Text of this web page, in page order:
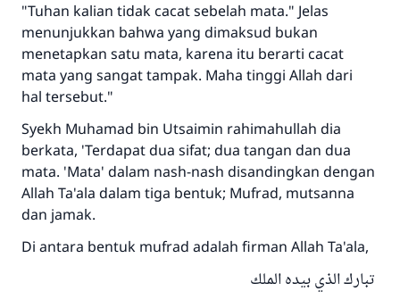
"Tuhan kalian tidak cacat sebelah mata." Jelas
menunjukkan bahwa yang dimaksud bukan
menetapkan satu mata, karena itu berarti cacat
mata yang sangat tampak. Maha tinggi Allah dari
hal tersebut."
Syekh Muhamad bin Utsaimin rahimahullah dia
berkata, 'Terdapat dua sifat; dua tangan dan dua
mata. 'Mata' dalam nash-nash disandingkan dengan
Allah Ta'ala dalam tiga bentuk; Mufrad, mutsanna
dan jamak.
Di antara bentuk mufrad adalah firman Allah Ta'ala,
تبارك الذي بيده الملك